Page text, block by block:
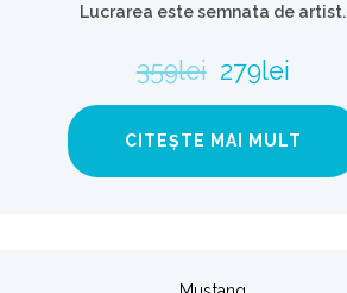
Lucrarea este semnata de artist.
359lei 279lei
CITEȘTE MAI MULT